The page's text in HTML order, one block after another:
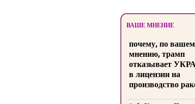
ВАШЕ МНЕНИЕ
почему, по
мнению, трамп
отказывает
в лицензии на
производство